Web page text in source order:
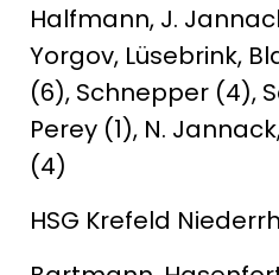
Halfmann, J.
Yorgov, Lüsebrink,
(6), Schnepper (4),
Perey (1), N.
(4)
HSG Krefeld